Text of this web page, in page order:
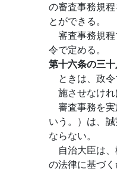
の審査事務規
とができる。
審査事務規
令で定める。
第十六条の三
ときは、政
施させなけれ
審査事務を
いう。）は、
ならない。
自治大臣は
の法律に基づ